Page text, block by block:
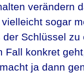
verändern
sogar
der Schlüssel
Fall konkret
ja dann